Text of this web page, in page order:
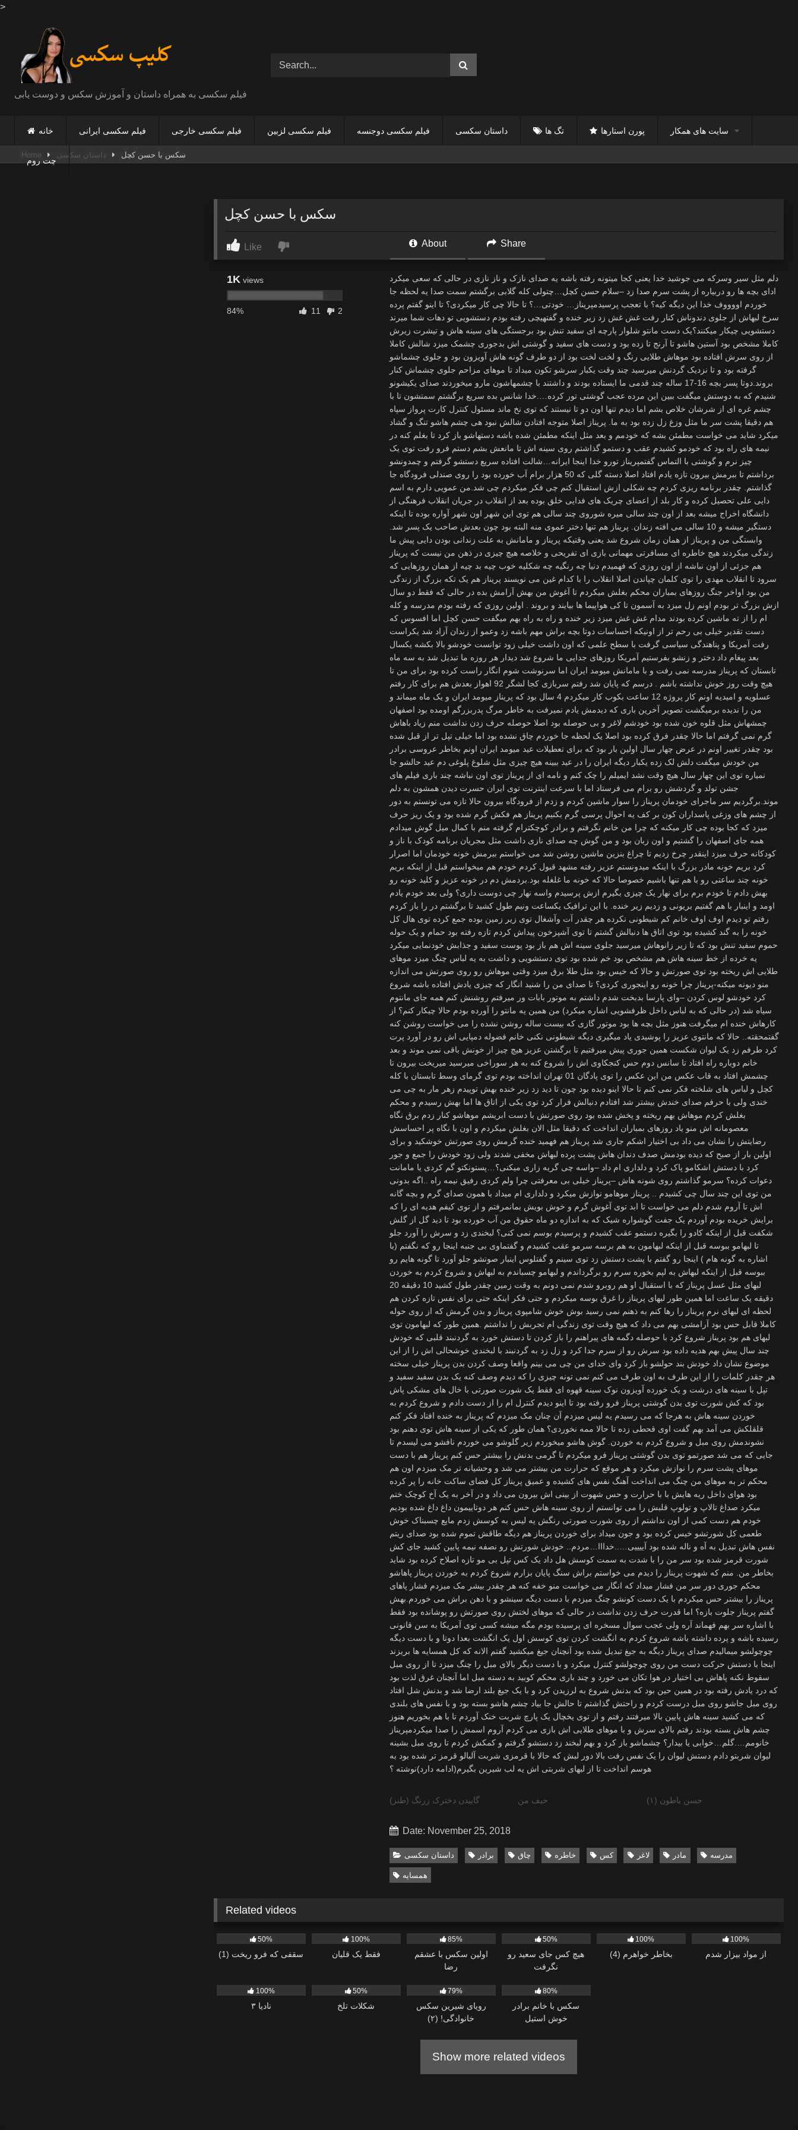
>
فیلم سکسی به همراه داستان و آموزش سکس و دوست یابی
خانه فیلم سکسی ایرانی فیلم سکسی خارجی فیلم سکسی لزبین فیلم سکسی دوجنسه داستان سکسی تگ ها پورن استارها سایت های همکار
چت روم
Home داستان سکسی سکس با حسن کچل
سکس با حسن کچل
Like About Share
1K views
84% 11 2
دلم مثل سیر وسرکه می جوشید خدا یعنی کجا میتونه رفته باشه یه صدای نازک و ناز نازی در حالی که سعی میکرد ادای بچه ها رو دربیاره از پشت سرم صدا زد –سلام حسن کچل…چتولی کله گلابی برگشتم سمت صدا یه لحظه جا خوردم اووووف خدا این دیگه کیه؟ با تعجب پرسیدمپریناز… خودتی…؟ تا حالا چی کار میکردی؟ تا اینو گفتم پرده سرخ لبهاش از جلوی دندوناش کنار رفت غش غش زد زیر خنده و گفتهیچی رفته بودم دستشویی تو دهات شما میرند دستشویی چیکار میکنند؟یک دست مانتو شلوار پارچه ای سفید تنش بود برجستگی های سینه هاش و تیشرت زیرش کاملا مشخص بود آستین هاشو تا آرنج تا زده بود و دست های سفید و گوشتی اش بدجوری چشمک میزد شالش کاملا از روی سرش افتاده بود موهاش طلایی رنگ و لخت لخت بود از دو طرف گونه هاش آویزون بود و جلوی چشماشو گرفته بود و تا نزدیک گردنش میرسید چند وقت یکبار سرشو تکون میداد تا موهای مزاحم جلوی چشماش کنار بروند.دوتا پسر بچه 16-17 ساله چند قدمی ما ایستاده بودند و داشتند با چشمهاشون مارو میخوردند صدای یکیشونو شنیدم که به دوستش میگفت ببین این مرده عجب گوشتی تور کرده….خدا شانس بده سریع برگشتم سمتشون تا با چشم غره ای از شرشان خلاص بشم اما دیدم تنها اون دو تا نیستند که توی نخ ماند مسئول کنترل کارت پرواز سپاه هم دقیقا پشت سر ما مثل وزغ زل زده بود به ما. پریناز اصلا متوجه افتادن شالش نبود هی چشم هاشو تنگ و گشاد میکرد شاید می خواست مطمئن بشه که خودمم و بعد مثل اینکه مطمئن شده باشه دستهاشو باز کرد تا بغلم کنه در نیمه های راه بود که خودمو کشیدم عقب و دستمو گذاشتم روی سینه اش تا مانعش بشم دستم فرو رفت توی یک چیز نرم و گوشتی با التماس گفتمپریناز تورو خدا اینجا ایرانه…شالت افتاده سریع دستشو گرفتم و چمدونشو برداشتم تا ببرمش بیرون تازه یادم افتاد اصلا دسته گلی که 50 هزار برام آب خورده بود را روی صندلی فرودگاه جا گذاشتم. چقدر برنامه ریزی کردم چه شکلی ازش استقبال کنم چی فکر میکردم چی شد.من عمویی دارم به اسم دایی علی تحصیل کرده و کار بلد از اعضای چریک های فدایی خلق بوده بعد از انقلاب در جریان انقلاب فرهنگی از دانشگاه اخراج میشه بعد از اون چند سالی میره شوروی چند سالی هم توی این شهر اون شهر آواره بوده تا اینکه دستگیر میشه و 10 سالی می افته زندان. پریناز هم تنها دختر عموی منه البته بود چون بعدش صاحب یک پسر شد. وابستگی من و پریناز از همان زمان شروع شد یعنی وقتیکه پریناز و مامانش به علت زندانی بودن دایی پیش ما زندگی میکردند هیچ خاطره ای مسافرتی مهمانی بازی ای تفریحی و خلاصه هیچ چیزی در ذهن من نیست که پریناز هم جزئی از اون نباشه از اون روزی که فهمیدم دنیا چه رنگیه چه شکلیه خوب چیه بد چیه از همان روزهایی که سرود تا انقلاب مهدی را توی کلمان چپاندن اصلا انقلاب را با کدام غین می نویسند پریناز هم یک تکه بزرگ از زندگی من بود اواخر جنگ روزهای بمباران محکم بغلش میکردم تا آغوش من بهش آرامش بده در حالی که فقط دو سال ازش بزرگ تر بودم اونم زل میزد به آسمون تا کی هواپیما ها بیایند و بروند . اولین روزی که رفته بودم مدرسه و کله ام را از ته ماشین کرده بودند مدام غش غش میزد زیر خنده و راه به راه بهم میگفت حسن کچل اما افسوس که دست تقدیر خیلی بی رحم تر از اونیکه احساسات دوتا بچه براش مهم باشه زد وعمو از زندان آزاد شد یکراست رفت آمریکا و پناهندگی سیاسی گرفت با سطح علمی که اون داشت خیلی زود توانست خودشو بالا بکشه یکسال بعد پیغام داد دختر و زنشو بفرستیم آمریکا روزهای جدایی ما شروع شد دیدار هر روزه ما تبدیل شد به سه ماه تابستان که پریناز مدرسه نمی رفت و با مامانش میومد ایران اما سرنوشت شوم انگار راست کرده بود برای من تا هیچ وقت روز خوش نداشته باشم . درسم که پایان شد رفتم سربازی کجا لشگر 92 اهواز بعدش هم برای کار رفتم عسلویه و امیدیه اونم کار پروژه 12 ساعت بکوب کار میکردم 4 سال بود که پریناز میومد ایران و یک ماه میماند و من را ندیده برمیگشت تصویر آخرین باری که دیدمش یادم نمیرفت به خاطر مرگ پدربزرگم اومده بود اصفهان چمشهاش مثل قلوه خون شده بود خودشم لاغر و بی حوصله بود اصلا حوصله حرف زدن نداشت منم زیاد باهاش گرم نمی گرفتم اما حالا چقدر فرق کرده بود اصلا یک لحظه جا خوردم چاق نشده بود اما خیلی تپل تر از قبل شده بود چقدر تغییر اونم در عرض چهار سال اولین بار بود که برای تعطیلات عید میومد ایران اونم بخاطر عروسی برادر من خودش میگفت دلش لک زده یکبار دیگه ایران را در عید ببینه هیچ چیزی مثل شلوغ پلوغی دم عید حالشو جا نمیاره توی این چهار سال هیچ وقت نشد ایمیلم را چک کنم و نامه ای از پریناز توی اون نباشه چند باری فیلم های جشن تولد و گردشش رو برام می فرستاد اما با سرعت اینترنت توی ایران حسرت دیدن همشون به دلم موند.برگردیم سر ماجرای خودمان پریناز را سوار ماشین کردم و زدم از فرودگاه بیرون حالا تازه می تونستم به دور از چشم های وزغی پاسداران کون بر کف یه احوال پرسی گرم بکنیم پریناز هم فکش گرم شده بود و یک ریز حرف میزد که کجا بوده چی کار میکنه که چرا من خانم نگرفتم و برادر کوچکترام گرفته منم با کمال میل گوش میدادم همه جای اصفهان را گشتیم و اون زبان بود و من گوش چه صدای نازی داشت مثل مجریان برنامه کودک با ناز و کودکانه حرف میزد اینقدر چرخ زدیم تا چراغ بنزین ماشین روشن شد می خواستم ببرمش خونه خودمان اما اصرار کرد بریم خونه مادر بزرگ با اینکه میدونستم عزیز رفته مشهد قبول کردم خودم هم میخواستم قبل از اینکه بریم خونه چند ساعتی رو با هم تنها باشیم خصوصا حالا که خونه ما غلغله بود.بردمش دم در خونه عزیز و کلید خونه رو بهش دادم تا خودم برم برای نهار یک چیزی بگیرم ازش پرسیدم واسه نهار چی دوست داری؟ ولی بعد خودم یادم اومد و اینبار با هم گفتیم بریونی و زدیم زیر خنده. با این ترافیک یکساعت ونیم طول کشید تا برگشتم در را باز کردم رفتم تو دیدم اوف اوف خانم کم شیطونی نکرده هر چقدر آت وآشغال توی زیر زمین بوده جمع کرده توی هال کل خونه را به گند کشیده بود توی اتاق ها دنبالش گشتم تا توی آشپزخون پیداش کردم تازه رفته بود حمام و یک حوله حموم سفید تنش بود که تا زیر زانوهاش میرسید جلوی سینه اش هم باز بود پوست سفید و جذابش خودنمایی میکرد یه خرده از خط سینه هاش هم مشخص بود خم شده بود توی دستشویی و داشت به یه لباس چنگ میزد موهای طلایی اش ریخته بود توی صورتش و حالا که خیس بود مثل طلا برق میزد وقتی موهاش رو روی صورتش می اندازه منو دیونه میکنه-پریناز چرا خونه رو اینجوری کردی؟ تا صدای من را شنید انگار که چیزی یادش افتاده باشه شروع کرد خودشو لوس کردن –وای پارسا بدبخت شدم داشتم به موتور بابات ور میرفتم روشنش کنم همه جای مانتوم سیاه شد (در حالی که به لباس داخل ظرفشویی اشاره میکرد) من همین یه مانتو را آورده بودم حالا چیکار کنم؟ از کارهاش خنده ام میگرفت هنوز مثل بچه ها بود موتور گازی که بیست ساله روشن نشده را می خواست روشن کنه گفتمحقته.. حالا که مانتوی عزیز را پوشیدی یاد میگیری دیگه شیطونی نکنی خانم فضوله دمپایی اش رو در آورد پرت کرد طرفم زد یک لیوان شکست همین جوری پیش میرفتیم تا برگشتن عزیز هیچ چیز از خونش باقی نمی موند و بعد خانم دوباره راه افتاد تا سانس دوم حس کنجکاوی اش را شروع کنه به هر سوراخی میرسید میریخت بیرون تا چشمش افتاد به قاب عکس من این عکس را توی پادگان 01 تهران انداخته بودم توی گرمای وسط تابستان با کله کچل و لباس های شلخته فکر نمی کنم تا حالا اینو دیده بود چون تا دید زد زیر خنده بهش توپیدم زهر مار به چی می خندی ولی با حرفم صدای خندش بیشتر شد افتادم دنبالش فرار کرد توی یکی از اتاق ها اما بهش رسیدم و محکم بغلش کردم موهاش بهم ریخته و پخش شده بود روی صورتش با دست ابریشم موهاشو کنار زدم برق نگاه معصومانه اش منو یاد روزهای بمباران انداخت که دقیقا مثل الان بغلش میکردم و اون با نگاه پر احساسش رضایتش را نشان می داد بی اختیار اشکم جاری شد پریناز هم فهمید خنده گرمش روی صورتش خوشکید و برای اولین بار از صبح که دیده بودمش صدف دندان هاش پشت پرده لبهاش مخفی شدند ولی زود خودش را جمع و جور کرد با دستش اشکامو پاک کرد و دلداری ام داد –واسه چی گریه زاری میکنی؟…پستونکتو گم کردی یا مامانت دعوات کرده؟ سرمو گذاشتم روی شونه هاش –پریناز خیلی بی معرفتی چرا ولم کردی رفیق نیمه راه ..اگه بدونی من توی این چند سال چی کشیدم .. پریناز موهامو نوازش میکرد و دلداری ام میداد با همون صدای گرم و بچه گانه اش تا آروم شدم دلم می خواست تا ابد توی آغوش گرم و خوش بویش بمانمرفتم و از توی کیفم هدیه ای را که برایش خریده بودم آوردم یک جفت گوشواره شیک که به اندازه دو ماه حقوق من آب خورده بود تا دید گل از گلش شکفت قبل از اینکه کادو را بگیره دستمو عقب کشیدم و پرسیدم بوسم نمی کنی؟ لبخندی زد و سرش را آورد جلو تا لبهامو ببوسه قبل از اینکه لبهامون به هم برسه سرمو عقب کشیدم و گفتماوی بی جنبه اینجا رو که نگفتم (با اشاره به گونه هام ) اینجا رو گفتم با پشت دستش زد توی سینم و گفتلوس اینبار صوتشو جلو آورد تا گونه هایم رو ببوسه قبل از اینکه لبهاش به لپم بخوره سرم رو برگرداندم و لبهامو چسباندم به لبهاش و شروع کردم به خوردن لبهای مثل عسل پریناز که با استقبال او هم روبرو شدم نمی دونم به وقت زمین چقدر طول کشید 10 دقیقه 20 دقیقه یک ساعت اما همین طور لبهای پریناز را غرق بوسه میکردم و حتی فکر اینکه حتی برای نفس تازه کردن هم لحظه ای لبهای نرم پریناز را رها کنم به ذهنم نمی رسید بوش خوش شامپوی پریناز و بدن گرمش که از روی حوله کاملا قابل حس بود آرامشی بهم می داد که هیچ وقت توی زندگی ام تجربش را نداشتم .همین طور که لبهامون توی لبهای هم بود پریناز شروع کرد با حوصله دگمه های پیراهنم را باز کردن تا دستش خورد به گردنبند قلبی که خودش چند سال پیش بهم هدیه داده بود سرش رو از سرم جدا کرد و زل زد به گردنبند با لبخندی خوشحالی اش را از این موضوع نشان داد خودش بند حولشو باز کرد وای خدای من چی می بینم واقعا وصف کردن بدن پریناز خیلی سخته هر چقدر کلمات را از این طرف به اون طرف می کنم نمی تونه چیزی را که دیدم وصف کنه یک بدن سفید سفید و تپل با سینه های درشت و یک خورده آویزون نوک سینه قهوه ای فقط یک شورت صورتی با خال های مشکی پاش بود که کش شورت توی بدن گوشتی پریناز فرو رفته بود تا اینو دیدم کنترل ام را از دست دادم و شروع کردم به خوردن سینه هاش به هرجا که می رسیدم یه لیس میزدم آن چنان مک میزدم که پریناز به خنده افتاد فکر کنم قلقلکش می آمد بهم گفت اوی قحطی زده تا حالا ممه نخوردی؟ همان طور که یکی از سینه هاش توی دهنم بود نشوندمش روی مبل و شروع کردم به خوردن. گوش هاشو میخوردم زیر گلوشو می خوردم نافشو می لیسدم تا جایی که می شد صورتمو توی بدن گوشتی پریناز فرو میکردم تا گرمی بدنش را بیشتر حس کنم پریناز هم با دست موهای پشت سرم را نوازش میکرد و هر موقع که حرارت من بیشتر می شد و وحشیانه تر مک میزدم اون هم محکم تر به موهای من چنگ می انداخت آهنگ نفس های کشیده و عمیق پریناز کل فضای ساکت خانه را پر کرده بود هوای داخل ریه هایش با با حرارت و حس شهوت از بینی اش بیرون می داد و در آخر به یک آخ کوچک ختم میکرد صداغ تالاپ و تولوپ قلبش را می توانستم از روی سینه هاش حس کنم هر دوتاییمون داغ داغ شده بودیم خودم هم دست کمی از اون نداشتم از روی شورت صورتی رنگش یه لیس به کوسش زدم مایع چسبناک خوش طعمی کل شورتشو خیس کرده بود و جون میداد برای خوردن پریناز هم دیگه طاقش تموم شده بود صدای ریتم نفس هاش تبدیل به آه و ناله شده بود آییییی…..خدااا…مردم.. خودش شورتش رو نصفه نیمه پایین کشید جای کش شورت قرمز شده بود سر من را با شدت به سمت کوسش هل داد یک کس تپل بی مو تازه اصلاح کرده بود شاید بخاطر من. منم که شهوت پریناز را دیدم می خواستم براش سنگ پایان بزارم شروع کردم به خوردن پریناز پاهاشو محکم جوری دور سر من فشار میداد که انگار می خواست منو خفه کنه هر چقدر بیشر مک
گاییدن دخترک زرنگ (طنز) حیف من حسن باطون (۱)
Date: November 25, 2018
داستان سکسی برادر چاق خاطره کس لاغر مادر مدرسه
همسایه
Related videos
50%
سقفی که فرو ریخت (1)
100%
فقط یک قلیان
85%
اولین سکس با عشقم
رضا
50%
هیچ کس جای سعید رو
نگرفت
100%
بخاطر خواهرم (4)
100%
از مواد بیزار شدم
100%
نادیا ۳
50%
شکلات تلخ
79%
رویای شیرین سکس
خانوادگی! (۲)
80%
سکس با خانم برادر
خوش استیل
Show more related videos